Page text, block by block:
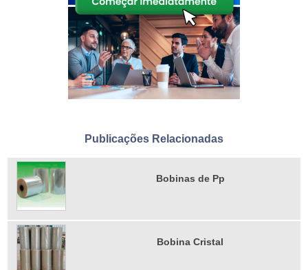
Publicações Relacionadas
Bobinas de Pp
Bobina Cristal